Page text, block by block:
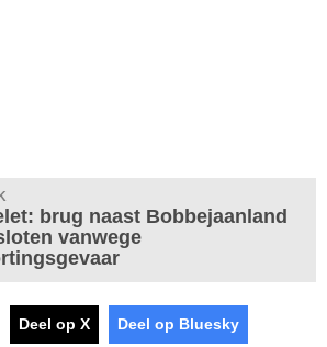
brug naast Bobbejaanland
vanwege
Deel op X Deel op Bluesky